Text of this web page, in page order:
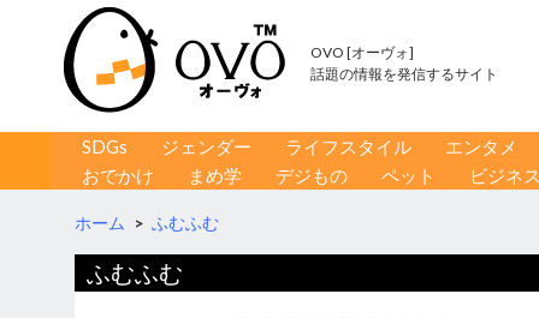
OVO [オーヴォ]
話題の情報を発信するサイト
コンテンツへ移動
SDGs ジェンダー ライフスタイル
エンタメ
おでかけ
まめ学 デジもの ペット ビジネ
ホーム > ふむふむ
ふむふむ